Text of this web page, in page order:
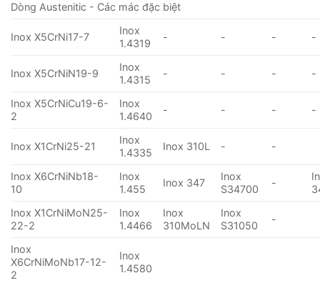
Dòng Austenitic - Các mác đặc biệt
Inox X5CrNi17-7
Inox
1.4319
- - - -
Inox X5CrNiN19-9
Inox
1.4315
- - - -
Inox X5CrNiCu19-6-
2
Inox
1.4640
- - - -
Inox X1CrNi25-21
Inox
1.4335
Inox 310L - -
Inox X6CrNiNb18-
10
Inox
1.455
Inox 347
Inox
S34700
-
Inox X1CrNiMoN25-
22-2
Inox
1.4466
Inox
310MoLN
Inox
S31050
-
Inox
X6CrNiMoNb17-12-
2
Inox
1.4580